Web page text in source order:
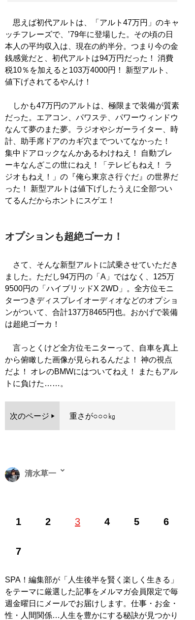
思えば初代アルトは、「アルト47万円」のキャ
ッチフレーズで、’79年に登場した。その頃の日
本人の平均収入は、現在の約半分。つまり今の金
銭感覚だと、初代アルトは94万円だった！ 消費
税10％を加えると103万4000円！ 新型アルト、
値下げされてるやんけ！
しかも47万円のアルトは、極限まで装備が質素
だった。エアコン、パワステ、パワーウィンドウ
なんて夢のまた夢。ラジオやシガーライター、時
計、助手席ドアのカギ穴までついてなかった！
集中ドアロックなんかあるわけねえ！ 自動ブレ
ーキなんざこの世にねえ！「テレビもねえ！ ラ
ジオもねえ！」の『俺ら東京さ行ぐだ』の世界だ
った！ 新型アルトは値下げしたうえに全部つい
てるんだからホントにスゲエ！
オプションも超絶ゴーカ！
さて、そんな新型アルトに試乗させていただき
ました。ただし94万円の「A」ではなく、125万
9500円の「ハイブリッドX 2WD」。全方位モニ
ターつきディスプレイオーディオなどのオプショ
ンがついて、合計137万8465円也。おかげで装備
は超絶ゴーカ！
言っとくけど全方位モニターって、自車を真上
から俯瞰した画像が見られるんだよ！ 神の視点
だよ！ オレのBMWにはついてねえ！ またもアル
トに負けた……。
次のページ 重さが○○○㎏
1 2 3 4 5 6
7
清水草一
ター。『
そのフェラーリください!!
』をはじめとするお
路の謎
記事一覧へ
SPA！編集部が「人生後半を賢く楽しく生きる」
をテーマに厳選した記事をメルマガ会員限定で毎
週金曜日にメールでお届けします。仕事・お金・
性・人間関係…人生を豊かにする秘訣が見つかり